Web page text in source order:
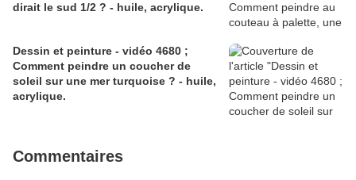
dirait le sud 1/2 ? - huile, acrylique.
Dessin et peinture - vidéo 4680 ;
Comment peindre un coucher de
soleil sur une mer turquoise ? - huile,
acrylique.
Commentaires